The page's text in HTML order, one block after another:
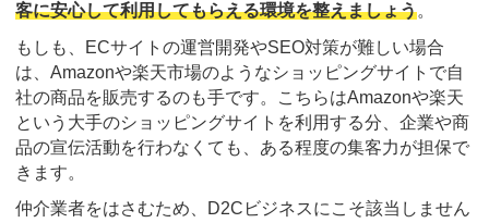
客に安心して利用してもらえる環境を整えましょう。
もしも、ECサイトの運営開発やSEO対策が難しい場合
は、Amazonや楽天市場のようなショッピングサイトで自
社の商品を販売するのも手です。こちらはAmazonや楽天
という大手のショッピングサイトを利用する分、企業や商
品の宣伝活動を行わなくても、ある程度の集客力が担保で
きます。
仲介業者をはさむため、D2Cビジネスにこそ該当しません